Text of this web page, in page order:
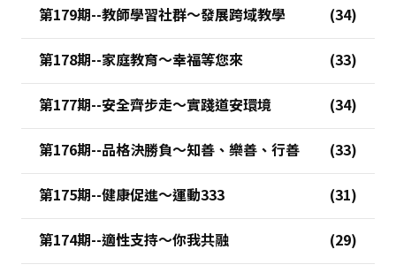
第179期--教師學習社群～發展跨域教學
第178期--家庭教育～幸福等您來
第177期--安全齊步走～實踐道安環境
第176期--品格決勝負～知善、樂善、行善
第175期--健康促進～運動333
第174期--適性支持～你我共融